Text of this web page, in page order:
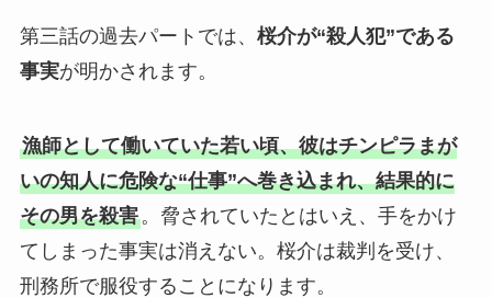
第三話の過去パートでは、 桜介が“殺人犯”である
事実が明かされます。
漁師として働いていた若い頃、彼はチンピラまが
いの知人に危険な“仕事”へ巻き込まれ、結果的に
その男を殺害。脅されていたとはいえ、手をかけ
てしまった事実は消えない。桜介は裁判を受け、
刑務所で服役することになります。